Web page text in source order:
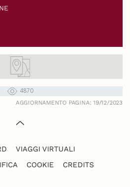
4870
AGGIORNAMENTO PAGINA: 19/12/2023
VIAGGI VIRTUALI
COOKIE CREDITS